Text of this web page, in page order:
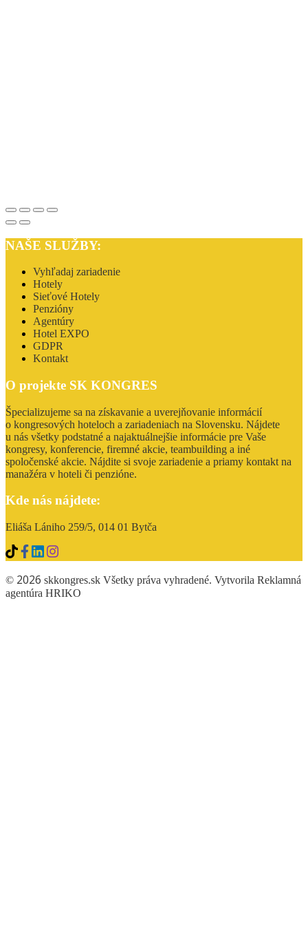
NAŠE SLUŽBY:
Vyhľadaj zariadenie
Hotely
Sieťové Hotely
Penzióny
Agentúry
Hotel EXPO
GDPR
Kontakt
O projekte SK KONGRES
Špecializujeme sa na získavanie a uverejňovanie informácií
o kongresových hoteloch a zariadeniach na Slovensku. Nájdete
u nás všetky podstatné a najaktuálnejšie informácie pre Vaše
kongresy, konferencie, firemné akcie, teambuilding a iné
spoločenské akcie. Nájdite si svoje zariadenie a priamy kontakt na
manažéra v hoteli či penzióne.
Kde nás nájdete:
Eliáša Lániho 259/5, 014 01 Bytča
© 2026 skkongres.sk Všetky práva vyhradené. Vytvorila Reklamná
agentúra HRIKO